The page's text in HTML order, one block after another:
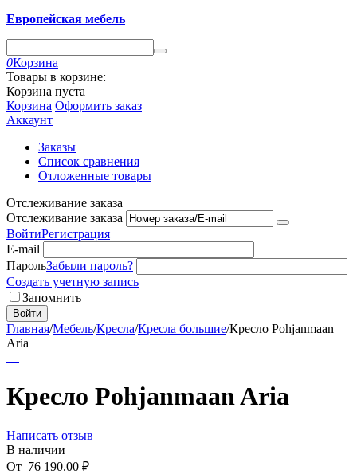
Европейская мебель
0Корзина
Товары в корзине:
Корзина пуста
Корзина Оформить заказ
Аккаунт
Заказы
Список сравнения
Отложенные товары
Отслеживание заказа
Отслеживание заказа
ВойтиРегистрация
E-mail
ПарольЗабыли пароль?
Создать учетную запись
Запомнить
Войти
Главная/Мебель/Кресла/Кресла большие/Кресло Pohjanmaan
Aria
Кресло Pohjanmaan Aria
Написать отзыв
В наличии
От 76 190.00 ₽